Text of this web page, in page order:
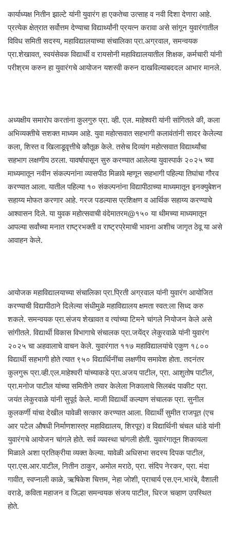
कार्याध्यक्ष नितीन झाल्टे यांनी युवारंग हा एकतेचा उत्साह व नवी दिशा देणारा आहे.
प्रत्येक क्षेत्रात सर्वोत्तम देण्याचा विद्यार्थ्यांनी प्रयत्न करावा असे सांगून युवारंगातील
विविध समिती सदस्य, महाविद्यालयाच्या संचालिका प्रा.अग्रवाल, समन्वयक
प्रा.शेखावत, स्वयंसेवक विद्यार्थी व रायसोनी महाविद्यालयातील शिक्षक, कर्मचारी यांनी
परीश्रम करुन हा युवारंगचे आयोजन यशस्वी करुन दाखविल्याबददल आभार मानले.
अध्यक्षीय समारोप करतांना कुलगुरु प्रा. व्ही. एल. माहेश्वरी यांनी सांगितले की, कला
अभिव्यक्तीचे सशक्त माध्यम आहे. युवा महोत्सवात सहभागी कलावंतांनी सादर केलेल्या
कला, शिस्त व खिलाडूवृत्तीचे कौतूक केले. तसेच दिव्यांग महोत्सवात विद्यार्थ्यांचा
सहभाग लक्षणीय ठरला. यावर्षापासून सुरु करण्यात आलेल्या युवास्पार्क २०२५ च्या
माध्यमातून नवीन संकल्पनांना व्यासपीठ मिळावे म्हणून सहभागी पहिल्या तिघांचा गौरव
करण्यात आला. यातील पहिल्या १० संकल्पनांना विद्यापीठाच्या माध्यमातून इनक्युबेशन
सहाय्य मोफत करणार आहे. गरज पडल्यास प्रशिक्षण व आर्थिक सहाय्य करण्याचे
आश्वासन दिले. या युवक महोत्सवाची वंदेमातरम@१५० या थीमच्या माध्यमातून
आपल्या सर्वांच्या मनात राष्ट्रभक्ती व राष्ट्रप्रेमाची भावना अशीच जागृत ठेवू या असे
आवाहन केले.
आयोजक महाविद्यालयाच्या संचालिका प्रा.प्रिती अग्रवाल यांनी युवारंग आयोजित
करण्याची विद्यापीठाने दिलेल्या संधीमुळे महाविद्यालय क्षमता स्वत:ला सिध्द करु
शकले. समन्वयक प्रा.संजय शेखावत व त्यांच्या टिमने चांगले नियोजन केले असे
सांगीतले. विद्यार्थी विकास विभागाचे संचालक प्रा.जयेंद्र लेकुरवाळे यांनी युवारंग
२०२५ चा अहवालाचे वाचन केले. युवारंगात ११७ महाविद्यालयांचे एकुण १८००
विद्यार्थी सहभागी होते त्यात ९५० विद्यार्थिनींचा लक्षणीय समावेश होता. तदनंतर
कुलगुरू प्रा.व्ही.एल.माहेश्वरी यांच्याकडे प्रा.अजय पाटील, प्रा. आशुतोष पाटील,
प्रा.मनोज पाटील यांच्या समितीने तयार केलेला निकालाचे सिलबंद पाकीट प्रा.
जयंत लेकुरवाळे यांनी सुपूर्द केले. माजी विद्यार्थी कल्याण संचालक प्रा. सुनील
कुलकर्णी यांचा देखील यावेळी सत्कार करण्यात आला. विद्यार्थी सुमीत राजपूत (एच
आर पटेल औषधी निर्माणशास्त्र महाविद्यालय, शिरपूर) व विद्यार्थिनी चंचल धांडे यांनी
युवारंगचे आयोजन चांगले होते. सर्व व्यवस्था चांगली होती. युवारंगातून शिकायला
मिळाले अशा प्रतिक्रीया व्यक्त केल्या. यावेळी अधिसभा सदस्य दिपक पाटील,
प्रा.एस.आर.पाटील, नितीन ठाकुर, अमोल मराठे, प्रा. संदिप नेरकर, प्रा. मंदा
गावीत, स्वप्नाली काळे, ऋषिकेश चित्तम, नेहा जोशी, प्राचार्य एस.एन.भारंबे, वैशाली
वराडे, कविता महाजन व जिल्हा समन्वयक संजय पाटील, धिरज चव्हाण उपस्थित
होते.